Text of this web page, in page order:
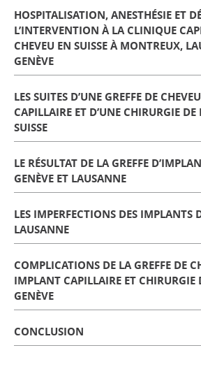
HOSPITALISATION, ANESTHÉSIE ET
L’INTERVENTION À LA CLINIQUE
CHEVEU EN SUISSE À MONTREUX,
GENÈVE
LES SUITES D’UNE GREFFE DE
CAPILLAIRE ET D’UNE CHIRURGIE
SUISSE
LE RÉSULTAT DE LA GREFFE
GENÈVE ET LAUSANNE
LES IMPERFECTIONS DES IMPLANTS
LAUSANNE
COMPLICATIONS DE LA GREFFE DE
IMPLANT CAPILLAIRE ET CHIRURGIE
GENÈVE
CONCLUSION